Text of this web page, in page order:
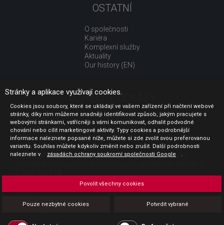
OSTATNÍ
O společnosti
Kariéra
Komplexní služby
Aktuality
Our history (EN)
UŽITEČNÉ ODKAZY
Jak nakupovat
Obchodní podmínky
GDPR - ochrana osobních údajů
Profil zadavatele
Sdělení před uzavřením kupní smlouvy pro spotřebitele
Platba
Povinná publicita
Stránky a aplikace využívají cookies.
Cookies jsou soubory, které se ukládají ve vašem zařízení při načtení webové
stránky, díky nim můžeme snadněji identifikovat způsob, jakým pracujete s
webovými stránkami, vstřícněji s vámi komunikovat, odhalit podvodné
chování nebo cílit marketingové aktivity. Typy cookies a podrobnější
informace naleznete popsané níže, můžete si zde zvolit svou preferovanou
variantu. Souhlas můžete kdykoliv změnit nebo zrušit. Další podrobnosti
naleznete v
zásadách ochrany soukromí společnosti Google .
Pouze nezbytné cookies Potvrdit vybrané
Povolit všechny cookies